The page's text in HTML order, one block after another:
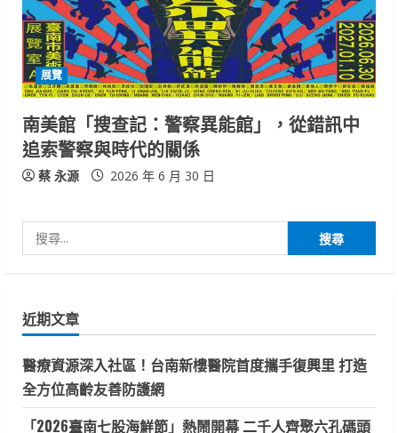
展覽
南美館「搜查記：警察異能館」，從錯訊中
追索警察與時代的關係
蔡 永源 2026 年 6 月 30 日
尋
字:
近期文章
醫療資源深入社區！台南新樓醫院首度攜手復興里 打造
全方位高齡友善防護網
「2026臺南七股海鮮節」熱鬧開幕 二千人齊聚六孔碼頭